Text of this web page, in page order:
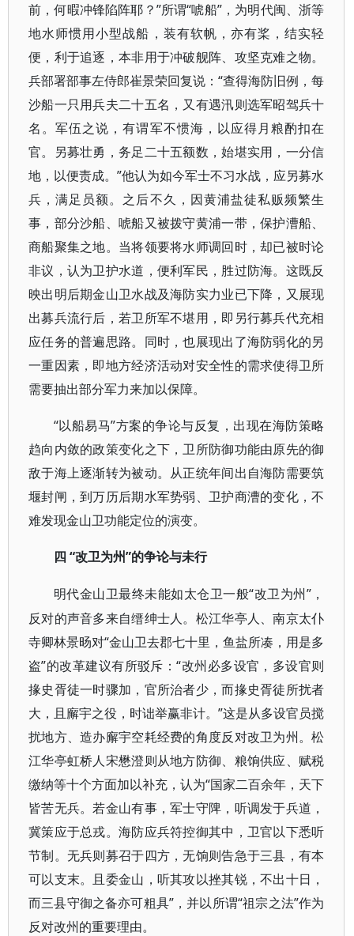
前，何暇冲锋陷阵耶？”所谓“唬船”，为明代闽、浙等
地水师惯用小型战船，装有软帆，亦有桨，结实轻
便，利于追逐，本非用于冲破舰阵、攻坚克难之物。
兵部署部事左侍郎崔景荣回复说：“查得海防旧例，每
沙船一只用兵夫二十五名，又有遇汛则选军昭驾兵十
名。军伍之说，有谓军不惯海，以应得月粮酌扣在
官。另募壮勇，务足二十五额数，始堪实用，一分信
地，以便责成。”他认为如今军士不习水战，应另募水
兵，满足员额。之后不久，因黄浦盐徒私贩频繁生
事，部分沙船、唬船又被拨守黄浦一带，保护漕船、
商船聚集之地。当将领要将水师调回时，却已被时论
非议，认为卫护水道，便利军民，胜过防海。这既反
映出明后期金山卫水战及海防实力业已下降，又展现
出募兵流行后，若卫所军不堪用，即另行募兵代充相
应任务的普遍思路。同时，也展现出了海防弱化的另
一重因素，即地方经济活动对安全性的需求使得卫所
需要抽出部分军力来加以保障。
“以船易马”方案的争论与反复，出现在海防策略
趋向内敛的政策变化之下，卫所防御功能由原先的御
敌于海上逐渐转为被动。从正统年间出自海防需要筑
堰封闸，到万历后期水军势弱、卫护商漕的变化，不
难发现金山卫功能定位的演变。
四 “改卫为州”的争论与未行
明代金山卫最终未能如太仓卫一般“改卫为州”，
反对的声音多来自缙绅士人。松江华亭人、南京太仆
寺卿林景旸对“金山卫去郡七十里，鱼盐所凑，用是多
盗”的改革建议有所驳斥：“改州必多设官，多设官则
掾史胥徒一时骤加，官所治者少，而掾史胥徒所扰者
大，且廨宇之役，时诎举赢非计。”这是从多设官员搅
扰地方、造办廨宇空耗经费的角度反对改卫为州。松
江华亭虹桥人宋懋澄则从地方防御、粮饷供应、赋税
缴纳等十个方面加以补充，认为“国家二百余年，天下
皆苦无兵。若金山有事，军士守陴，听调发于兵道，
冀策应于总戎。海防应兵符控御其中，卫官以下悉听
节制。无兵则募召于四方，无饷则告急于三县，有本
可以支末。且委金山，听其攻以挫其锐，不出十日，
而三县守御之备亦可粗具”，并以所谓“祖宗之法”作为
反对改州的重要理由。